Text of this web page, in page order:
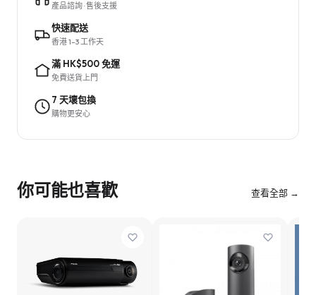
產品諮詢 · 售後支援
快速配送
香港 1–3 工作天
滿 HK$500 免運
免費送貨上門
7 天壞包換
購物更安心
你可能也喜歡 查看全部 →